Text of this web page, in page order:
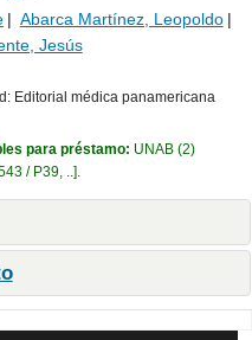
Abarca Martínez, Leopoldo
Jesús
Editorial médica panamericana
para préstamo: UNAB(2)
/ P39, .. .